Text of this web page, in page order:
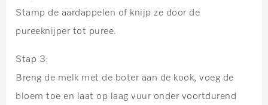
Stamp de aardappelen of knijp ze door de
pureeknijper tot puree.
Stap 3:
Breng de melk met de boter aan de kook, voeg de
bloem toe en laat op laag vuur onder voortdurend